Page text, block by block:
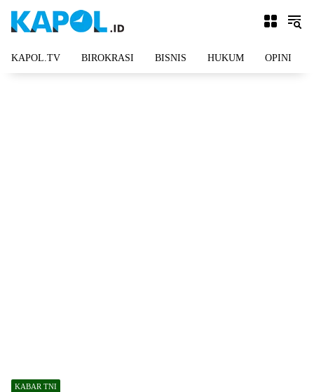
KAPOL.TV BIROKRASI BISNIS HUKUM OPINI
KABAR TNI